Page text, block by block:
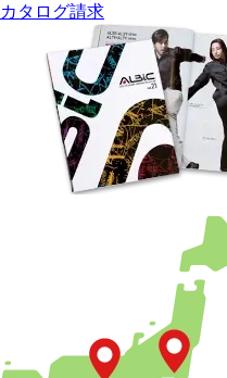
カタログ請求